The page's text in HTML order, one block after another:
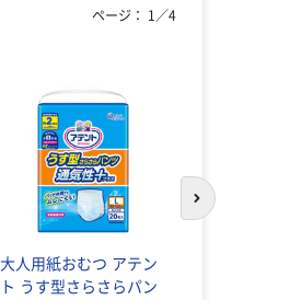
大人用紙おむつ アテン
ト うす型さらさらパン
ページ： 1 ／4
次のスライド